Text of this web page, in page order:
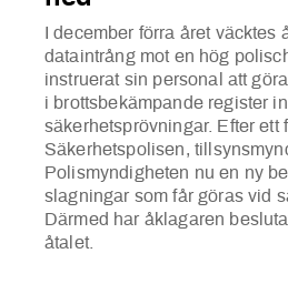
I december förra året väcktes
dataintrång mot en hög
instruerat sin personal att
i brottsbekämpande register
säkerhetsprövningar. Efter ett
Säkerhetspolisen,
Polismyndigheten nu en ny
slagningar som får göras vid
Därmed har åklagaren
åtalet.